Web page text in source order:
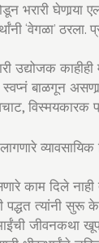
भरारी
‘वेगळा’ ठरला.
उद्योजक
बाळगून
विस्मयकारक
लागणारे
काम दिले
पद्धत त्यांनी सुरू